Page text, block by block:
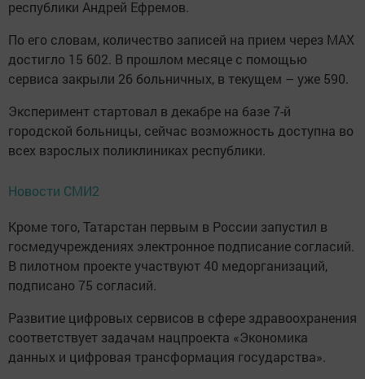
республики Андрей Ефремов.
По его словам, количество записей на прием через MAX
достигло 15 602. В прошлом месяце с помощью
сервиса закрыли 26 больничных, в текущем – уже 590.
Эксперимент стартовал в декабре на базе 7-й
городской больницы, сейчас возможность доступна во
всех взрослых поликлиниках республики.
Новости СМИ2
Кроме того, Татарстан первым в России запустил в
госмедучреждениях электронное подписание согласий.
В пилотном проекте участвуют 40 медорганизаций,
подписано 75 согласий.
Развитие цифровых сервисов в сфере здравоохранения
соответствует задачам нацпроекта «Экономика
данных и цифровая трансформация государства».